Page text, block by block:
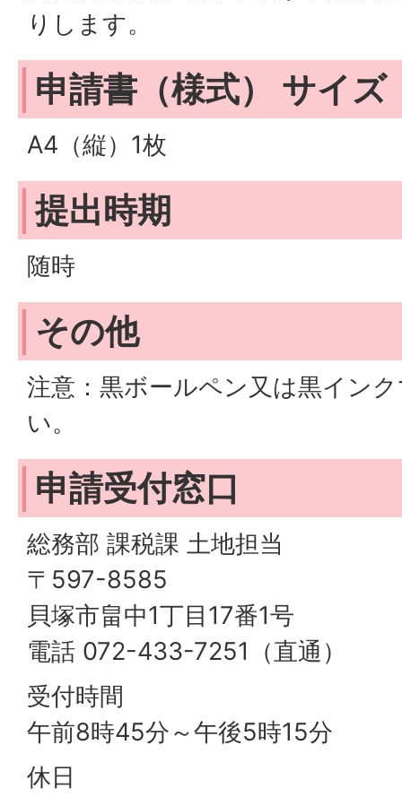
りします。
申請書（様式） サイズ
A4（縦）1枚
提出時期
随時
その他
注意：黒ボールペン又は黒イン
い。
申請受付窓口
総務部 課税課 土地担当
〒597-8585
貝塚市畠中1丁目17番1号
電話 072-433-7251（直通）
受付時間
午前8時45分～午後5時15分
休日